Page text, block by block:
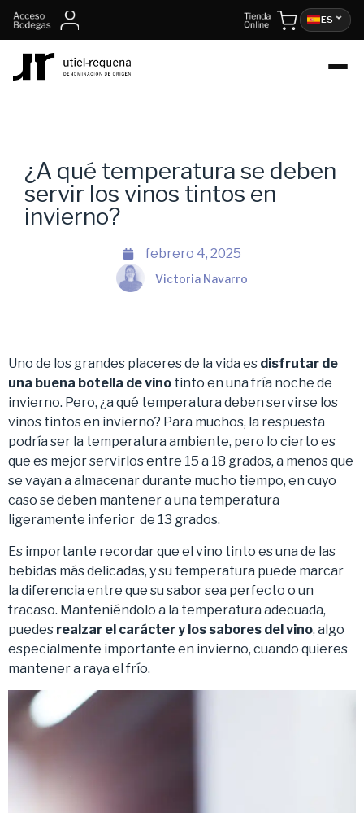
ES
¿A qué temperatura se deben
servir los vinos tintos en
invierno?
febrero 4, 2025
Victoria Navarro
Uno de los grandes placeres de la vida es disfrutar de
una buena botella de vino tinto en una fría noche de
invierno. Pero, ¿a qué temperatura deben servirse los
vinos tintos en invierno? Para muchos, la respuesta
podría ser la temperatura ambiente, pero lo cierto es
que es mejor servirlos entre 15 a 18 grados, a menos que
se vayan a almacenar durante mucho tiempo, en cuyo
caso se deben mantener a una temperatura
ligeramente inferior de 13 grados.
Es importante recordar que el vino tinto es una de las
bebidas más delicadas, y su temperatura puede marcar
la diferencia entre que su sabor sea perfecto o un
fracaso. Manteniéndolo a la temperatura adecuada,
puedes realzar el carácter y los sabores del vino, algo
especialmente importante en invierno, cuando quieres
mantener a raya el frío.